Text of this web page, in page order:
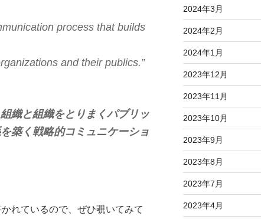
process that builds
and their publics.”
織と組織をとりまくパブリッ
築く戦略的コミュニケーショ
れているので、ぜひ覗いてみて
2024年3月
2024年2月
2024年1月
2023年12月
2023年11月
2023年10月
2023年9月
2023年8月
2023年7月
2023年4月